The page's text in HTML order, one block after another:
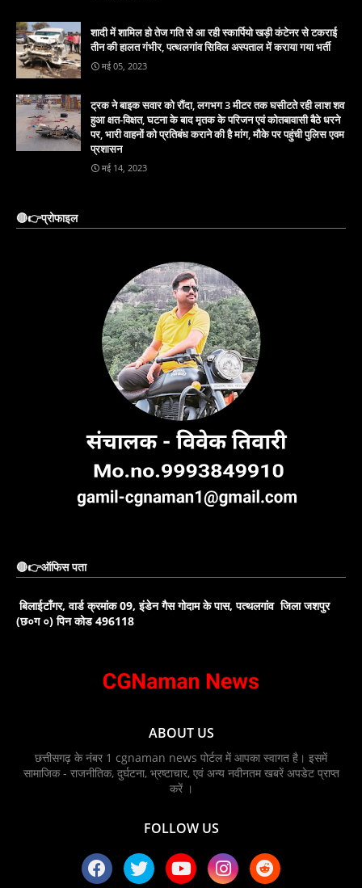
शादी में शामिल हो तेज गति से आ रही स्कार्पियो खड़ी कंटेनर से टकराई
तीन की हालत गंभीर, पत्थलगांव सिविल अस्पताल में कराया गया भर्ती
मई 05, 2023
ट्रक ने बाइक सवार को रौंदा, लगभग 3 मीटर तक घसीटते रही लाश शव
हुआ क्षत-विक्षत, घटना के बाद मृतक के परिजन एवं कोतबावासी बैठे धरने
पर, भारी वाहनों को प्रतिबंध कराने की है मांग, मौके पर पहुंची पुलिस एवम
प्रशासन
मई 14, 2023
🔴👉प्रोफाइल
🔴👉ऑफिस पता
बिलाईटाँगर, वार्ड क्रमांक 09, इंडेन गैस गोदाम के पास, पत्थलगांव जिला जशपुर
(छ०ग ०) पिन कोड 496118
ABOUT US
छत्तीसगढ़ के नंबर 1 cgnaman news पोर्टल में आपका स्वागत है। इसमें
सामाजिक - राजनीतिक, दुर्घटना, भ्रष्टाचार, एवं अन्य नवीनतम खबरें अपडेट प्राप्त
करें ।
FOLLOW US